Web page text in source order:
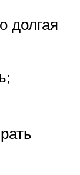
долгая